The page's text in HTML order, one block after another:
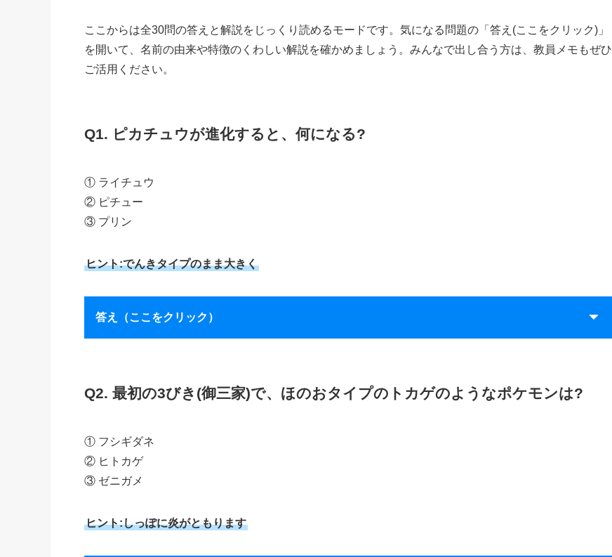
ここからは全30問の答えと解説をじっくり読めるモードです。気になる問題の「答え(ここをクリック)」
を開いて、名前の由来や特徴のくわしい解説を確かめましょう。みんなで出し合う方は、教員メモもぜひ
ご活用ください。
Q1. ピカチュウが進化すると、何になる?
① ライチュウ
② ピチュー
③ プリン
ヒント:でんきタイプのまま大きく
答え（ここをクリック）
Q2. 最初の3びき(御三家)で、ほのおタイプのトカゲのようなポケモンは?
① フシギダネ
② ヒトカゲ
③ ゼニガメ
ヒント:しっぽに炎がともります